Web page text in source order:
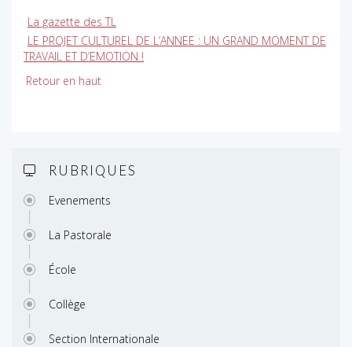
La gazette des TL
LE PROJET CULTUREL DE L’ANNEE : UN GRAND MOMENT DE
TRAVAIL ET D’EMOTION !
Retour en haut
RUBRIQUES
Evenements
La Pastorale
École
Collège
Section Internationale